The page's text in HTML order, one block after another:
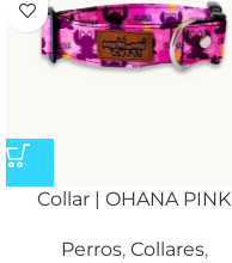
Collar | OHANA PINK
Perros, Collares,